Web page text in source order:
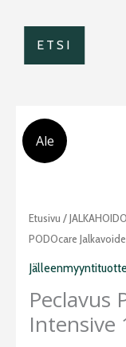
Ale
Etusivu /
PODOcare
Peclavus
Intensive
hinta
13,90 €.
Peclavus
PODOcare
Jalkavoide
Intensive
100ml
määrä
ETSI